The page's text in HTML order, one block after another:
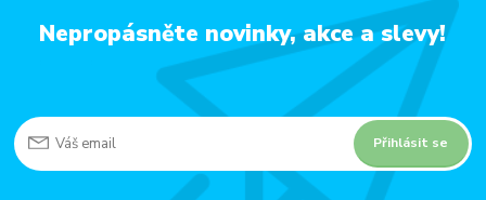
Nepropásněte novinky, akce a slevy!
Přihlásit se